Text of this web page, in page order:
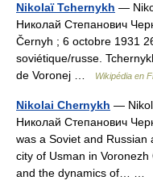
Nikolaï Tchernykh —
Николай Степанович
Černyh ; 6 octobre 1931
soviétique/russe.
de Voronej …
Wikipédia en
Nikolai Chernykh —
Николай Степанович
was a Soviet and
city of Usman in
and the dynamics of… …